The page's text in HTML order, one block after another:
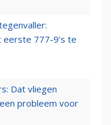
777-9’s te
Dat vliegen
probleem voor